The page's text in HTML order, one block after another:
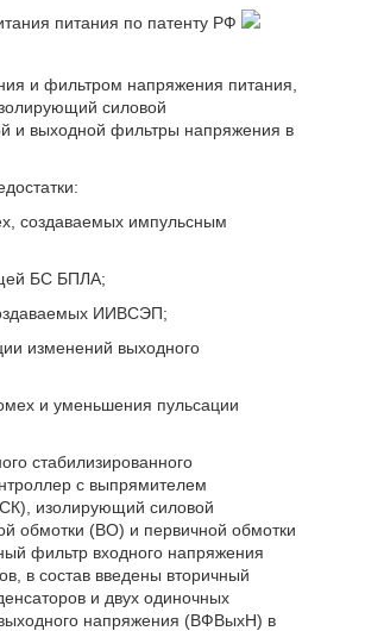
питания по патенту РФ
и фильтром напряжения питания,
силовой
и выходной фильтры напряжения в
создаваемых импульсным
БС БПЛА;
ИИВСЭП;
изменений выходного
и уменьшения пульсации
стабилизированного
с выпрямителем
изолирующий силовой
обмотки (ВО) и первичной обмотки
фильтр входного напряжения
в состав введены вторичный
и двух одиночных
напряжения (ВФВыхН) в